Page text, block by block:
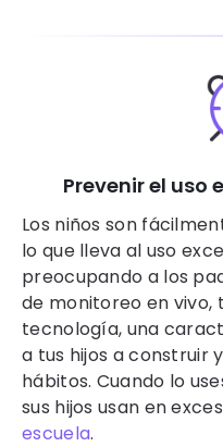
Prevenir el uso
Los niños son
lo que lleva al uso
preocupando a los
de monitoreo en vivo,
tecnología, una
a tus hijos a construir
hábitos. Cuando lo
sus hijos usan en
escuela.